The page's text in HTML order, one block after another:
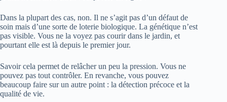
Dans la plupart des cas, non. Il ne s’agit pas d’un défaut de
soin mais d’une sorte de loterie biologique. La génétique n’est
pas visible. Vous ne la voyez pas courir dans le jardin, et
pourtant elle est là depuis le premier jour.
Savoir cela permet de relâcher un peu la pression. Vous ne
pouvez pas tout contrôler. En revanche, vous pouvez
beaucoup faire sur un autre point : la détection précoce et la
qualité de vie.